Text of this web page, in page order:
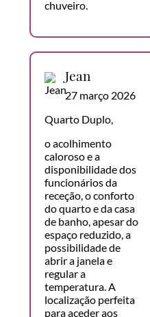
chuveiro.
Jean
27 março 2026
Quarto Duplo,
o acolhimento
caloroso e a
disponibilidade dos
funcionários da
receção, o conforto
do quarto e da casa
de banho, apesar do
espaço reduzido, a
possibilidade de
abrir a janela e
regular a
temperatura. A
localização perfeita
para aceder aos